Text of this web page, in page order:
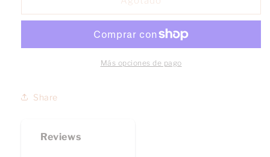
Ferragamo
10k
Ferragamo
oro
10k
parMás opciones de pago
Share
Reviews